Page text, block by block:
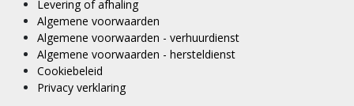
Levering of afhaling
Algemene voorwaarden
Algemene voorwaarden - verhuurdienst
Algemene voorwaarden - hersteldienst
Cookiebeleid
Privacy verklaring